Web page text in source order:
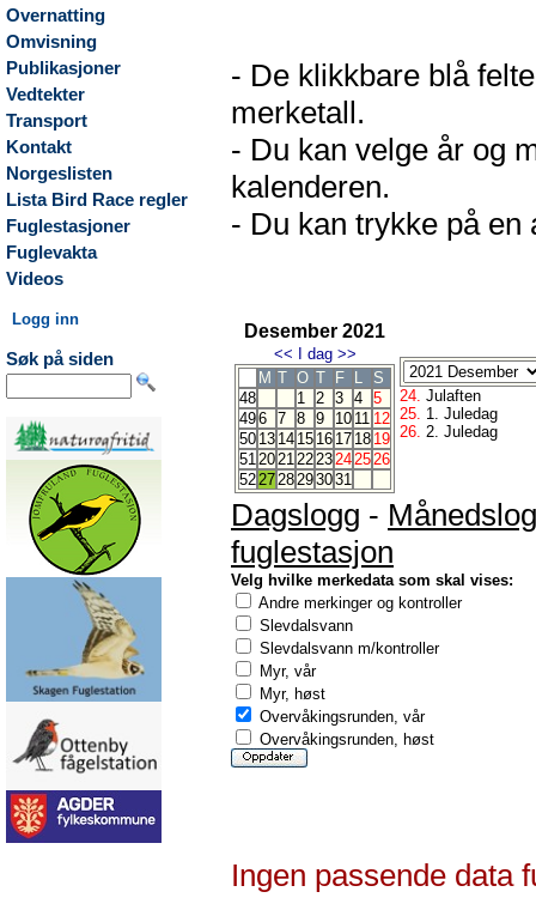
Overnatting
Omvisning
Publikasjoner
Vedtekter
Transport
Kontakt
Norgeslisten
Lista Bird Race regler
Fuglestasjoner
Fuglevakta
Videos
Logg inn
Søk på siden
- De klikkbare blå
merketall.
- Du kan velge år og
kalenderen.
- Du kan trykke på en
Desember 2021
<< I dag >>
M T O T F L
S
48
1 2 3 4 5
496 7 8 9 10 11 12
50 13 14 15 16 17 18 19
5120212223242526
522728293031
24. Julaften
25. 1. Juledag
26. 2. Juledag
Dagslogg -
fuglestasjon
Velg hvilke merkedata som skal vises:
Andre merkinger og kontroller
Slevdalsvann
Slevdalsvann m/kontroller
Myr, vår
Myr, høst
Overvåkingsrunden, vår
Overvåkingsrunden, høst
Ingen passende data